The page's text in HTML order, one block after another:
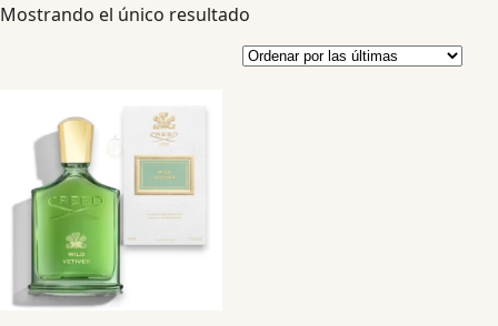
Mostrando el único resultado